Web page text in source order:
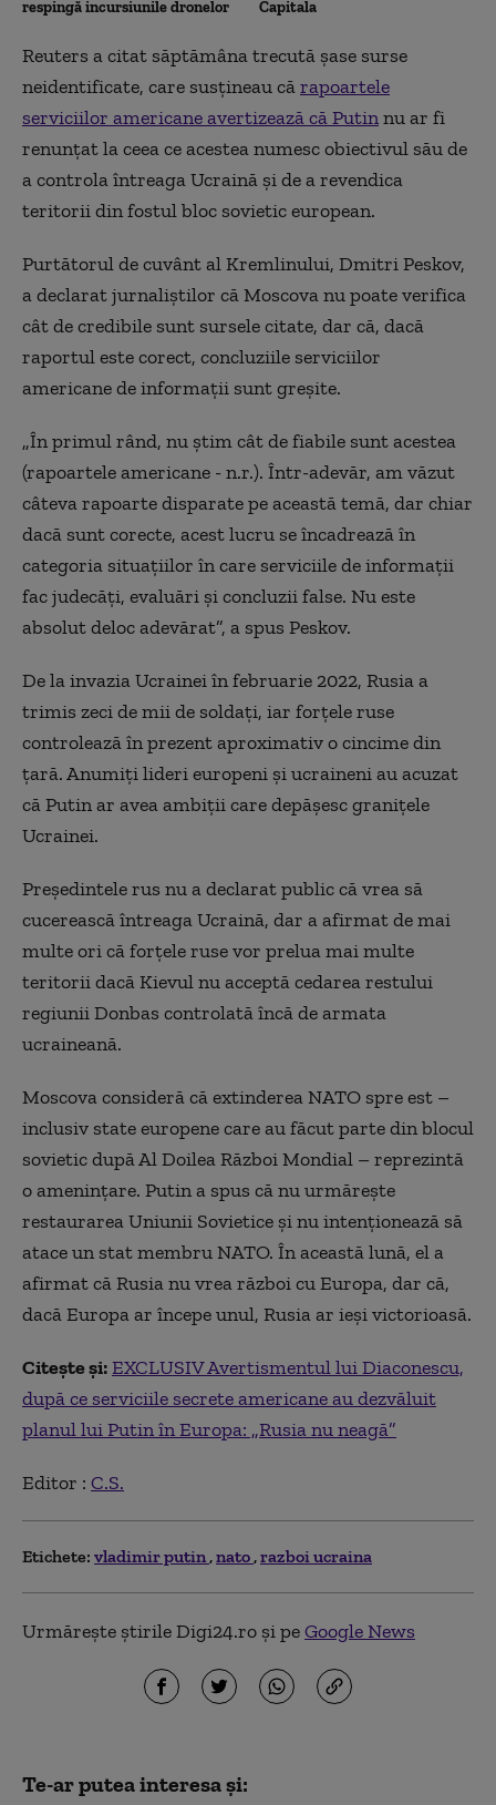
respingă incursiunile dronelor
Capitala
Reuters a citat săptămâna trecută șase surse
neidentificate, care susțineau cărapoartele
serviciilor americane avertizează că Putinnu ar fi
renunțat la ceea ce acestea numesc obiectivul său de
a controla întreaga Ucraină și de a revendica
teritorii din fostul bloc sovietic european.
Purtătorul de cuvânt al Kremlinului, Dmitri Peskov,
a declarat jurnaliștilor că Moscova nu poate verifica
cât de credibile sunt sursele citate, dar că, dacă
raportul este corect, concluziile serviciilor
americane de informații sunt greșite.
„În primul rând, nu știm cât de fiabile sunt acestea
(rapoartele americane - n.r.). Într-adevăr, am văzut
câteva rapoarte disparate pe această temă, dar chiar
dacă sunt corecte, acest lucru se încadrează în
categoria situațiilor în care serviciile de informații
fac judecăți, evaluări și concluzii false. Nu este
absolut deloc adevărat”, a spus Peskov.
De la invazia Ucrainei în februarie 2022, Rusia a
trimis zeci de mii de soldați, iar forțele ruse
controlează în prezent aproximativ o cincime din
țară. Anumiți lideri europeni și ucraineni au acuzat
că Putin ar avea ambiții care depășesc granițele
Ucrainei.
Președintele rus nu a declarat public că vrea să
cucerească întreaga Ucraină, dar a afirmat de mai
multe ori că forțele ruse vor prelua mai multe
teritorii dacă Kievul nu acceptă cedarea restului
regiunii Donbas controlată încă de armata
ucraineană.
Moscova consideră că extinderea NATO spre est –
inclusiv state europene care au făcut parte din blocul
sovietic după Al Doilea Război Mondial – reprezintă
o amenințare. Putin a spus că nu urmărește
restaurarea Uniunii Sovietice și nu intenționează să
atace un stat membru NATO. În această lună, el a
afirmat că Rusia nu vrea război cu Europa, dar că,
dacă Europa ar începe unul, Rusia ar ieși victorioasă.
Citește și:EXCLUSIV Avertismentul lui Diaconescu,
după ce serviciile secrete americane au dezvăluit
planul lui Putin în Europa: „Rusia nu neagă”
Editor : C.S.
Etichete: vladimir putin nato razboi ucraina
Urmărește știrile Digi24.ro și peGoogle News
Te-ar putea interesa și: